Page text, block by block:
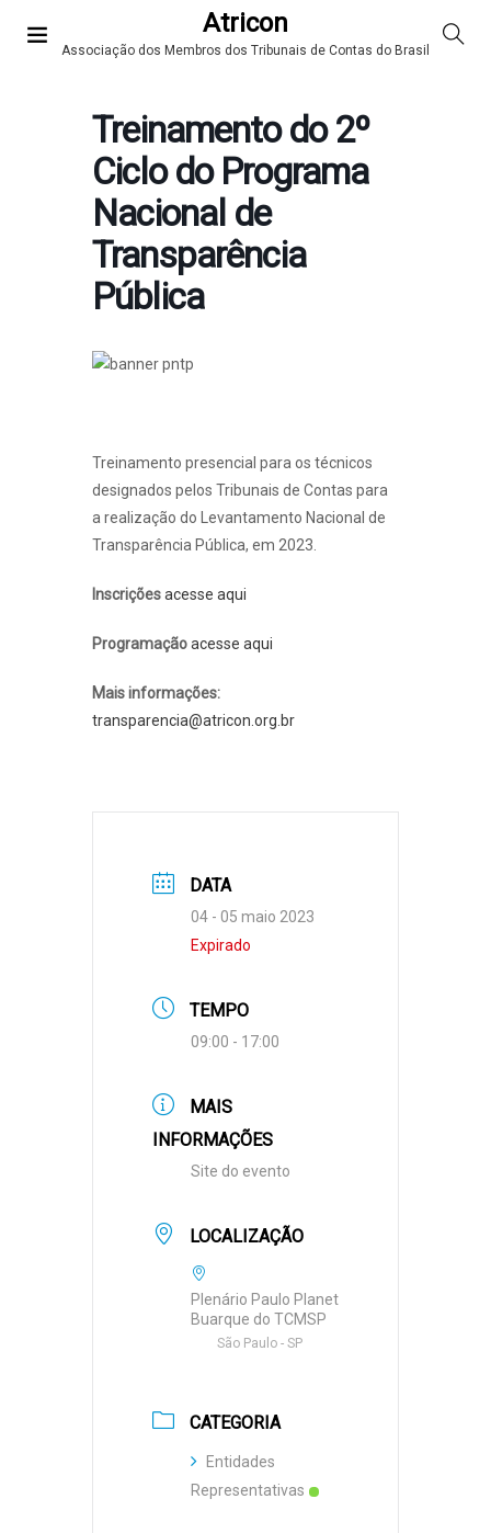
Atricon
Associação dos Membros dos Tribunais de Contas do Brasil
Treinamento do 2º
Ciclo do Programa
Nacional de
Transparência
Pública
Treinamento presencial para os técnicos
designados pelos Tribunais de Contas para
a realização do Levantamento Nacional de
Transparência Pública, em 2023.
Inscriçõesacesse aqui
Programaçãoacesse aqui
Mais informações:
transparencia@atricon.org.br
DATA
04 - 05 maio 2023
Expirado
TEMPO
09:00 - 17:00
MAIS
INFORMAÇÕES
Site do evento
LOCALIZAÇÃO
Plenário Paulo Planet
Buarque do TCMSP
São Paulo - SP
CATEGORIA
Entidades
Representativas